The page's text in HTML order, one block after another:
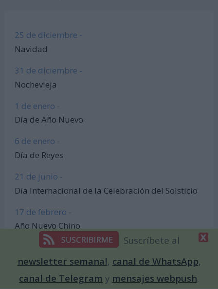
25 de diciembre -
Navidad
31 de diciembre -
Nochevieja
1 de enero -
Día de Año Nuevo
6 de enero -
Día de Reyes
21 de junio -
Día Internacional de la Celebración del Solsticio
17 de febrero -
Año Nuevo Chino
Articulos de Interés
Suscríbete al
newsletter semanal, canal de WhatsApp,
canal de Telegram y mensajes webpush.